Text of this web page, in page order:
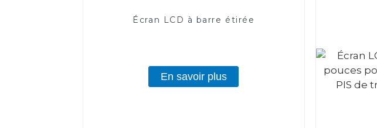
Écran LCD à barre étirée
En savoir plus